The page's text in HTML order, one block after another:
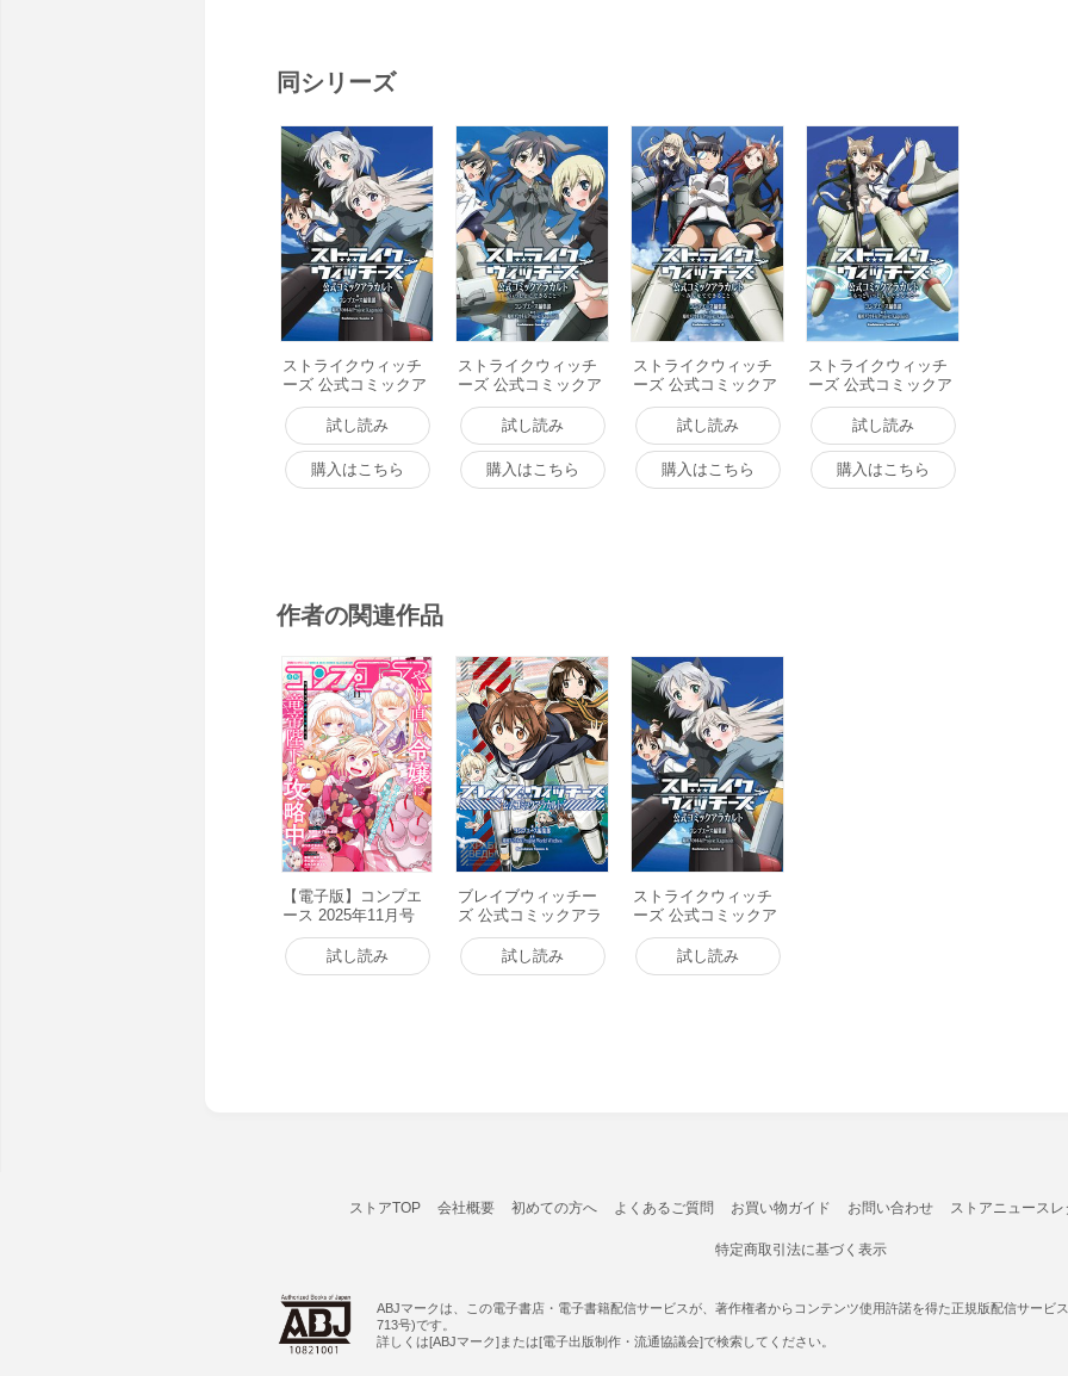
同シリーズ
ストライクウィッチ
ーズ 公式コミックア
ラカルト 電子書籍版
試し読み
購入はこちら
ストライクウィッチ
ーズ 公式コミックア
ラカルト ～いっしょ
にできること～ 電子
書籍版
試し読み
購入はこちら
ストライクウィッチ
ーズ 公式コミックア
ラカルト ～みんなで
できること～ 電子書
籍版
試し読み
購入はこちら
ストライクウィッチ
ーズ 公式コミックア
ラカルト ～もっとい
っしょにできること
～ 電子書籍版
試し読み
購入はこちら
作者の関連作品
【電子版】コンプエ
ース 2025年11月号
電子書籍版
試し読み
ブレイブウィッチー
ズ 公式コミックアラ
カルト 電子書籍版
試し読み
ストライクウィッチ
ーズ 公式コミックア
ラカルト 電子書籍版
試し読み
ストアTOP 会社概要 初めての方へ よくあるご質問 お買い物ガイド お問い合わせ ストアニュースレ
特定商取引法に基づく表示
ABJマークは、この電子書店・電子書籍配信サービスが、著作権者からコンテンツ使用許諾を得た正規版配信サービ
713号)です。
詳しくは[ABJマーク]または[電子出版制作・流通協議会]で検索してください。